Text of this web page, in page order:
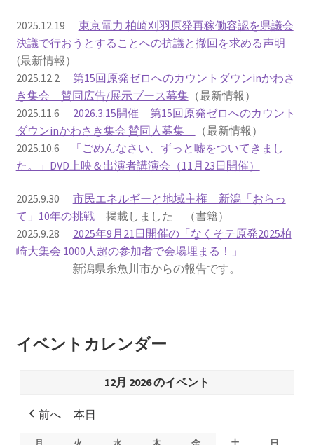
り
原子力規制委員会「原発60年超運転」正式決定先送
りからわずか5日で、多数決決定
「原発６０年超へ」閣議決定
書籍
2022.12.29 原発事故と甲状腺がん
2023.1.26 「脱原発」成長論
2023.2.7 いまこそ私は原発に反対します
南海トラフ巨大地震でも原発は大丈夫と言う人々
2025.9.30 市民エネルギーと地域主権
2026.5.3 原発を止めた町
2025.12.19 東京電力 柏崎刈羽原発再稼働容認を県議会
決議で行おうとすることへの抗議と撤回を求める声明
(最新情報）
2025.12.2 第15回原発ゼロへのカウントダウンinかわさ
き集会 賛同広告/展示ブース募集（最新情報）
2025.11.6 2026.3.15開催 第15回原発ゼロへのカウント
ダウンinかわさき集会 賛同人募集
（最新情報）
2025.10.6
「ごめんなさい、ずっと嘘をついてきまし
た。」DVD上映＆出演者講演会（11月23日開催）
2025.9.30 市民エネルギーと地域主権 新潟「おらっ
て」10年の挑戦掲載しました （書籍）
2025.9.28 2025年9月21日開催の「なくそテ原発2025柏
崎大集会 1000人超の参加者で会場埋まる！」
新潟県糸魚川市からの報告です。
イベントカレンダー
12月 2026 のイベント
前へ 本日